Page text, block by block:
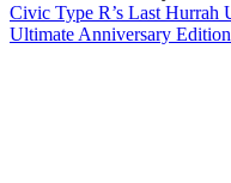
Civic Type R’s Last Hurrah
Ultimate Anniversary